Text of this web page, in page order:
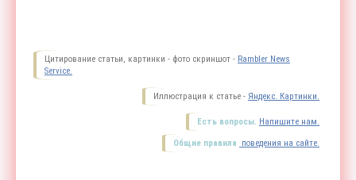
Цитирование статьи, картинки - фото скриншот - Rambler News
Service.
Иллюстрация к статье - Яндекс. Картинки.
Есть вопросы. Напишите нам.
Общие правила поведения на сайте.